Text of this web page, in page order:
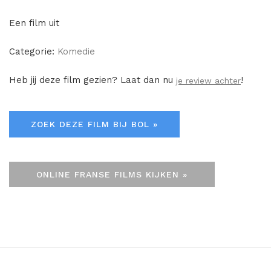
Een film uit
Categorie: Komedie
Heb jij deze film gezien? Laat dan nu je review achter!
ZOEK DEZE FILM BIJ BOL »
ONLINE FRANSE FILMS KIJKEN »